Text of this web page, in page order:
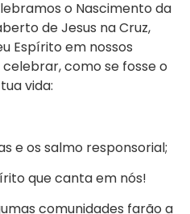
o Nascimento da
de Jesus na Cruz,
Espírito em nossos
como se fosse o
vida:
e os salmo responsorial;
que canta em nós!
comunidades farão a